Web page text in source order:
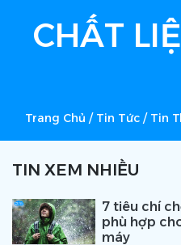
CHẤT
Trang Chủ / Tin Tức / Tin
TIN XEM NHIỀU
7 tiêu chí
phù hợp
máy